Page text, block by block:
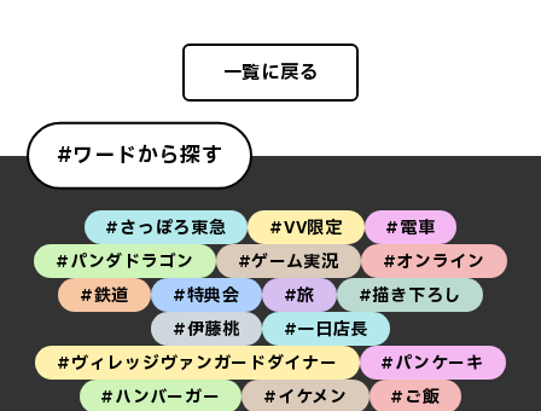
一覧に戻る
#ワードから探す
#さっぽろ東急 #VV限定
#電車
#パンダドラゴン
#ゲーム実況
#オンライン
#鉄道
#特典会 #旅
#描き下ろし
#伊藤桃
#一日店長
#ヴィレッジヴァンガードダイナー
#パンケーキ
#ハンバーガー
#イケメン
#ご飯